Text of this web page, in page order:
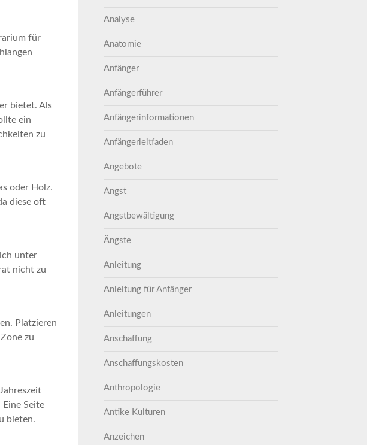
für
bietet. Als
ein
zu
oder Holz.
diese oft
unter
nicht‍ zu
Platzieren
zu
Seite
bieten.
Analyse
Anatomie
Anfänger
Anfängerführer
Anfängerinformationen
Anfängerleitfaden
Angebote
Angst
Angstbewältigung
Ängste
Anleitung
Anleitung für Anfänger
Anleitungen
Anschaffung
Anschaffungskosten
Anthropologie
Antike Kulturen
Anzeichen